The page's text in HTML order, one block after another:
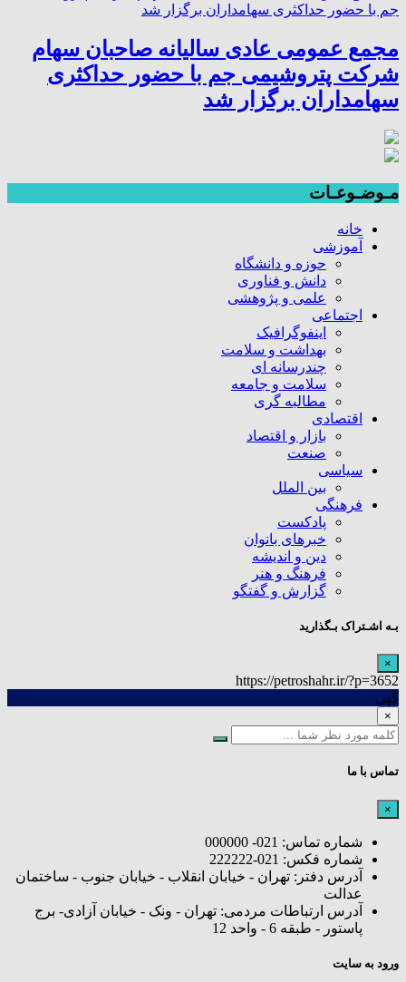
مجمع عمومی عادی سالیانه صاحبان سهام
شرکت پتروشیمی جم با حضور حداکثری
سهامداران برگزار شد
مـوضـوعـات
خانه
آموزشی
حوزه و دانشگاه
دانش و فناوری
علمی و پژوهشی
اجتماعی
اینفوگرافیک
بهداشت و سلامت
چندرسانه ای
سلامت و جامعه
مطالبه گری
اقتصادی
بازار و اقتصاد
صنعت
سیاسی
بین الملل
فرهنگی
پادکست
خبرهای بانوان
دین و اندیشه
فرهنگ و هنر
گزارش و گفتگو
بـه اشـتراک بـگذارید
×
https://petroshahr.ir/?p=3652
کپی
×
تماس با ما
×
شماره تماس: 021- 000000
شماره فکس: 021-222222
آدرس دفتر: تهران - خیابان انقلاب - خیابان جنوب - ساختمان
عدالت
آدرس ارتباطات مردمی: تهران - ونک - خیابان آزادی- برج
پاستور - طبقه 6 - واحد 12
ورود به سایت